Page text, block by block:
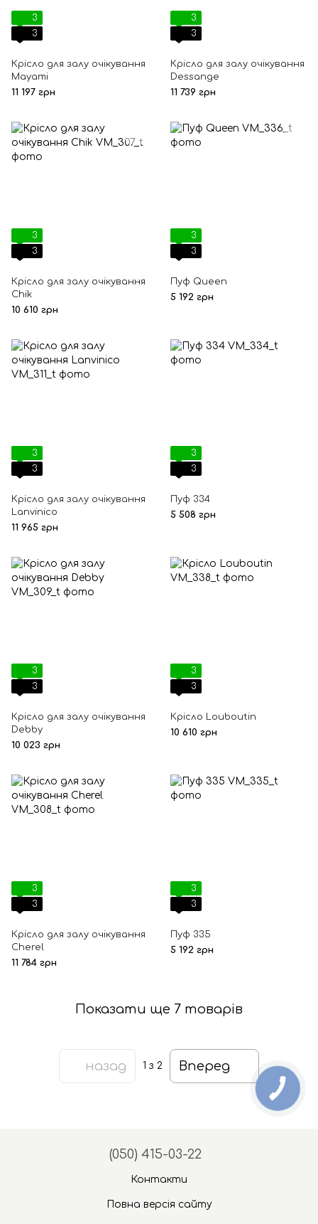
3
3
Крісло для залу очікування
Mayami
11 197 грн
3
3
Крісло для залу очікування
Dessange
11 739 грн
3
3
Крісло для залу очікування
Chik
10 610 грн
3
3
Пуф Queen
5 192 грн
3
3
Крісло для залу очікування
Lanvinico
11 965 грн
3
3
Пуф 334
5 508 грн
3
3
Крісло для залу очікування
Debby
10 023 грн
3
3
Крісло Louboutin
10 610 грн
3
3
Крісло для залу очікування
Cherel
11 784 грн
3
3
Пуф 335
5 192 грн
Показати ще 7 товарів
назад 1 з 2 Вперед
(050) 415-03-22
Контакти
Повна версія сайту